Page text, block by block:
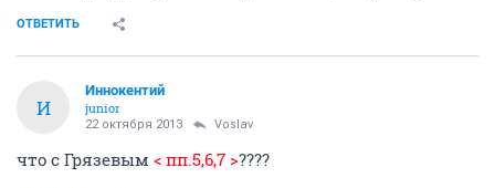
ОТВЕТИТЬ
И
Иннокентий
junior
22 октября 2013 Voslav
что с Грязевым < пп.5,6,7 >????